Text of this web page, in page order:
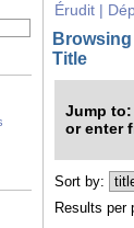
Érudit |
Title
Jump to:
or enter
Sort by:
Results per